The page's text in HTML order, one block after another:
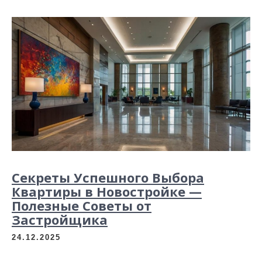
Секреты Успешного Выбора
Квартиры в Новостройке —
Полезные Советы от
Застройщика
24.12.2025